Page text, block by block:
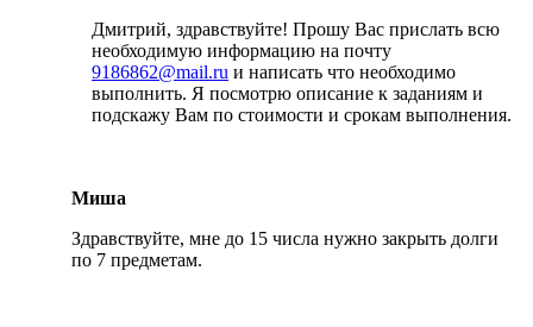
Дмитрий, здравствуйте! Прошу Вас прислать всю
необходимую информацию на почту
9186862@mail.ru и написать что необходимо
выполнить. Я посмотрю описание к заданиям и
подскажу Вам по стоимости и срокам выполнения.
Миша
Здравствуйте, мне до 15 числа нужно закрыть долги
по 7 предметам.